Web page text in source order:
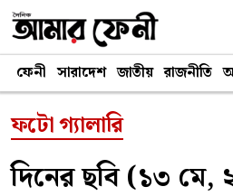
ফেনী সারাদেশ জাতীয় রাজনীতি
ফটো গ্যালারি
দিনের ছবি (১৩